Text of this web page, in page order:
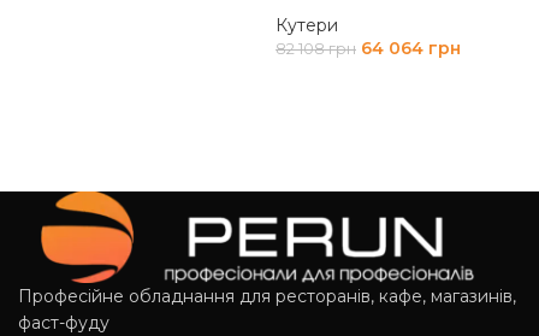
Кутери
82 108грн 64 064 грн
Професійне обладнання для ресторанів, кафе, магазинів,
фаст-фуду